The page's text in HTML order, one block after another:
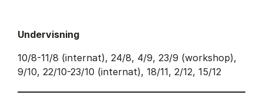
Undervisning
10/8-11/8 (internat), 24/8, 4/9, 23/9 (workshop),
9/10, 22/10-23/10 (internat), 18/11, 2/12, 15/12